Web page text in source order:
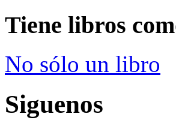
Tiene libros
No sólo un libro
Siguenos